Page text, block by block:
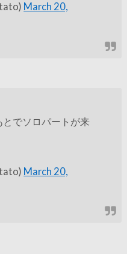
March 20,
でソロパートが来
March 20,